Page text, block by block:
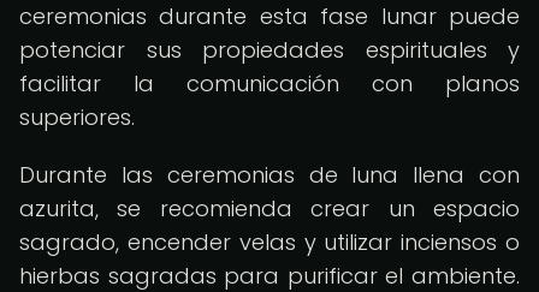
ceremonias durante esta fase lunar puede
potenciar sus propiedades espirituales y
facilitar la comunicación con planos
superiores.
Durante las ceremonias de luna llena con
azurita, se recomienda crear un espacio
sagrado, encender velas y utilizar inciensos o
hierbas sagradas para purificar el ambiente.